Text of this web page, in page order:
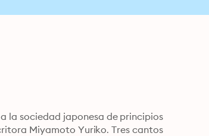
la sociedad japonesa de principios
Miyamoto Yuriko. Tres cantos